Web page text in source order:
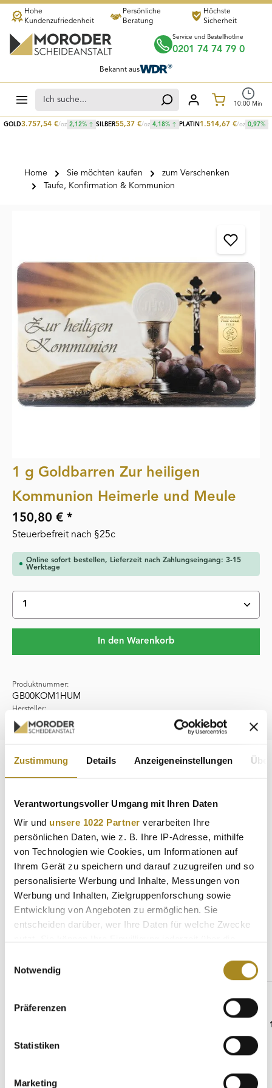
Zustimmung Details Anzeigeneinstellungen
Verantwortungsvoller Umgang mit Ihren Daten
Wir und unsere 1022 Partner verarbeiten Ihre
persönlichen Daten, wie z. B. Ihre IP-Adresse, mithilfe
von Technologien wie Cookies, um Informationen auf
Ihrem Gerät zu speichern und darauf zuzugreifen und so
personalisierte Werbung und Inhalte, Messungen von
Werbung und Inhalten, Zielgruppenforschung sowie
Entwicklung von Angeboten zu ermöglichen. Sie
entscheiden darüber, wer Ihre Daten für welche Zwecke
Trigger Symbol ändern oder widerrufen
Informationen über Ihre geografische Lage
können
bestimmten Merkmalen (Fingerprinting) identifizieren
Notwendig
Präferenzen
Statistiken
Marketing
Zum Hauptinhalt springen
GOLD3.757,54 €/oz 2,12% SILBER55,37 €/oz 4,18% PLATIN 1.514,67 €/oz 0,97%
Hohe
Kundenzufriedenheit
Persönliche
Beratung
Höchste
Sicherheit
Service und Bestellhotline
0201 74 74 79 0
Bekannt aus
10:00 Min
Home Sie möchten kaufen
zum Verschenken
Taufe, Konfirmation & Kommunion
1 g Goldbarren Zur heiligen
Kommunion Heimerle und Meule
150,80 € *
Steuerbefreit nach §25c
Online sofort bestellen, Lieferzeit nach Zahlungseingang: 3-15
Werktage
Produkt Anzahl: Gib den gewünschten Wert ein
In den Warenkorb
Produktnummer:
GB00KOM1HUM
Hersteller:
Heimerle & Meule
Beschreibung
dem angesehenen deutschen Hersteller Heimerle und
Eigenschaften
Hersteller
Weitere Angebote
Produktgalerie überspringen
Geschenke aus Silber